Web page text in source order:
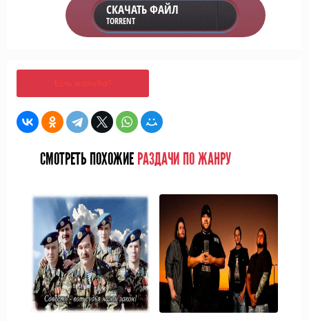
СКАЧАТЬ ФАЙЛ
TORRENT
Есть жалоба?
СМОТРЕТЬ ПОХОЖИЕ РАЗДАЧИ ПО ЖАНРУ